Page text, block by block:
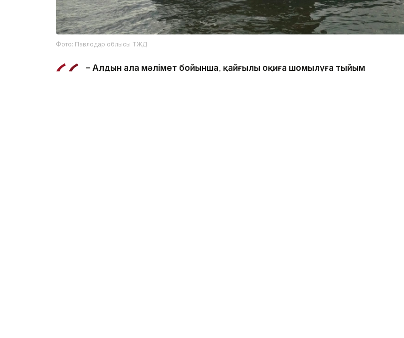
Фото: Павлодар облысы ТЖД
– Алдын ала мәлімет бойынша, қайғылы оқиға шомылуға тыйым